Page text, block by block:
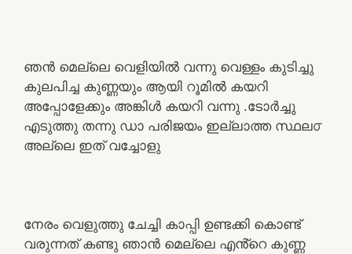
ഞൻ മെല്ലെ വെളിയിൽ വന്നു വെള്ളം കുടിച്ചു
കുലപിച്ച കുണ്ണയും ആയി റൂമിൽ കയറി
അപ്പോളേക്കും അങ്കിൾ കയറി വന്നു .ടോർച്ചു
എടുത്തു തന്നു ഡാ പരിജയം ഇല്ലാത്ത സ്ഥല൦
അല്ലെ ഇത് വച്ചോളു
നേരം വെളുത്തു ചേച്ചി കാപ്പി ഉണ്ടക്കി കൊണ്ട്
വരുന്നത് കണ്ടു ഞാൻ മെല്ലെ എൻ്റെ കുണ്ണ